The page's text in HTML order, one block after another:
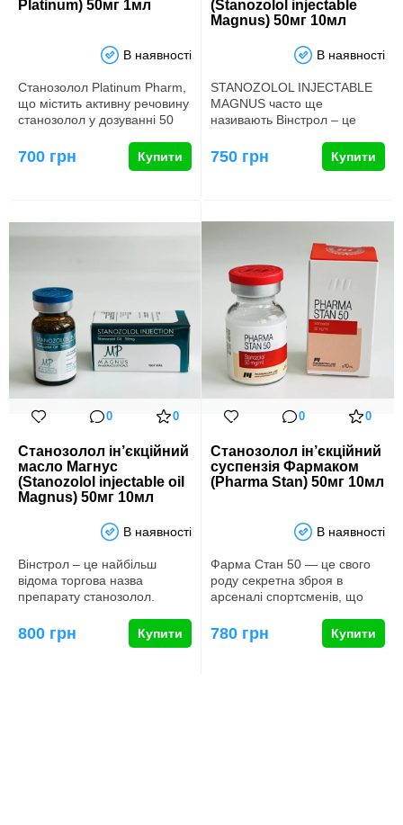
Platinum) 50мг 1мл
В наявності
Станозолол Platinum Pharm,
що містить активну речовину
станозолол у дозуванні 50
700 грн Купити
(Stanozolol injectable
Magnus) 50мг 10мл
В наявності
STANOZOLOL INJECTABLE
MAGNUS часто ще
називають Вінстрол – це
назва препарату …
750 грн Купити
0 0
Станозолол ін’єкційний
масло Магнус
(Stanozolol injectable oil
Magnus) 50мг 10мл
В наявності
Вінстрол – це найбільш
відома торгова назва
препарату станозолол.
дигідротес…
800 грн Купити
0 0
Станозолол ін’єкційний
суспензія Фармаком
(Pharma Stan) 50мг 10мл
В наявності
Фарма Стан 50 — це свого
роду секретна зброя в
арсеналі спортсменів, що
780 грн Купити